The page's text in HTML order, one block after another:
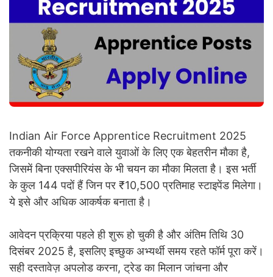
Indian Air Force Apprentice Recruitment 2025
तकनीकी योग्यता रखने वाले युवाओं के लिए एक बेहतरीन मौका है,
जिसमें बिना एक्सपीरियंस के भी चयन का मौका मिलता है। इस भर्ती
के कुल 144 पदों हैं जिन पर ₹10,500 प्रतिमाह स्टाइपेंड मिलेगा।
ये इसे और अधिक आकर्षक बनाता है।
आवेदन प्रक्रिया पहले ही शुरू हो चुकी है और अंतिम तिथि 30
दिसंबर 2025 है, इसलिए इच्छुक अभ्यर्थी समय रहते फॉर्म पूरा करें।
सही दस्तावेज़ अपलोड करना, ट्रेड का मिलान जांचना और